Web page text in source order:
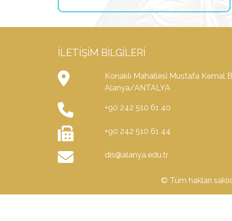
İLETIŞIM BILGILERI
Konaklı Mahallesi Mustafa Kemal
Alanya/ANTALYA
+90 242 510 61 40
+90 242 510 61 44
dis@alanya.edu.tr
© Tüm hakları